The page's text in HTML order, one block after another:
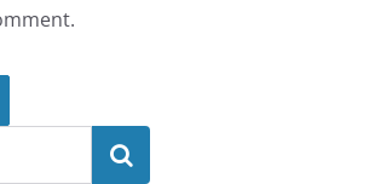
Search